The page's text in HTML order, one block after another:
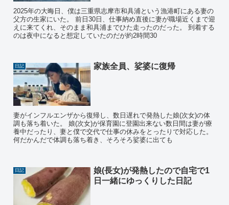
2025年の大晦日、僕は三重県志摩市和具浦という漁港町にある妻の
父方の生家にいた。 前日30日、仕事納め直後に妻が職場近くまで迎
えに来てくれ、そのまま和具浦までひた走ったのだった。 到着する
のは夜中になると想定していたのだが約2時間30
日記 家族全員、娑婆に復帰
妻がインフルエンザから復帰し、数日遅れで発熱した娘(次女)の体
調も落ち着いた。 娘(次女)が保育園に登園出来ない数日間は妻が療
養中だったり、妻と僕で交代で仕事の休みをとったりで対応した。
何だかんだで体調も落ち着き、そろそろ娑婆に出ても
日記
娘(長女)が発熱したので自宅で1
日一緒にゆっくりした日記